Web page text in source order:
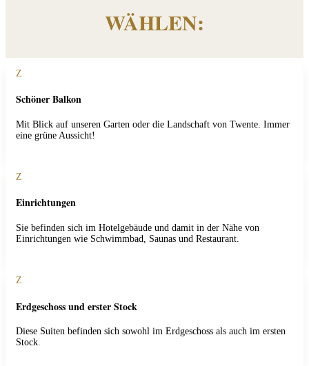
WÄHLEN:
Z
Schöner Balkon
Mit Blick auf unseren Garten oder die Landschaft von Twente. Immer
eine grüne Aussicht!
Z
Einrichtungen
Sie befinden sich im Hotelgebäude und damit in der Nähe von
Einrichtungen wie Schwimmbad, Saunas und Restaurant.
Z
Erdgeschoss und erster Stock
Diese Suiten befinden sich sowohl im Erdgeschoss als auch im ersten
Stock.